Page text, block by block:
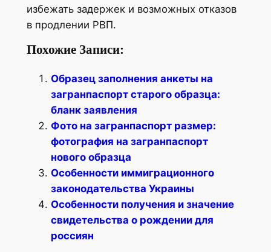
избежать задержек и возможных отказов
в продлении РВП.
Похожие Записи:
Образец заполнения анкеты на
загранпаспорт старого образца:
бланк заявления
Фото на загранпаспорт размер:
фотография на загранпаспорт
нового образца
Особенности иммиграционного
законодательства Украины
Особенности получения и значение
свидетельства о рождении для
россиян